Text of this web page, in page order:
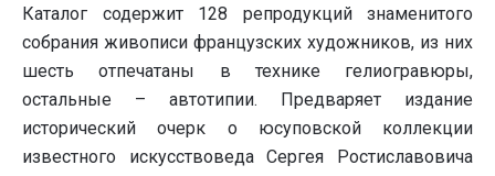
Каталог содержит 128 репродукций знаменитого
собрания живописи французских художников, из них
шесть отпечатаны в технике гелиогравюры,
остальные – автотипии. Предваряет издание
исторический очерк о юсуповской коллекции
известного искусствоведа Сергея Ростиславовича